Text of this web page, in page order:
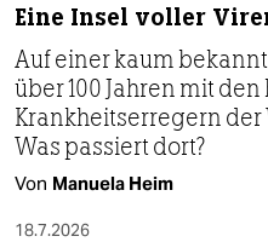
Eine Insel voller
Auf einer kaum
über 100 Jahren mit
Krankheitserregern
Was passiert dort?
Von Manuela Heim
18.7.2026